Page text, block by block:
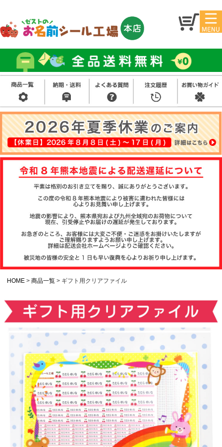
マイ
ジ
お名
前シ
ール
アイ
ロン
シー
ル
お買
い得
セッ
ト
スタ
ンプ
その
他
注文履歴
納期・発送方法
について
よくある質問
商品ガイド
会社概要
HOME 商品一覧 ギフト用クリアファイル